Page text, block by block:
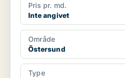
Pris pr. md.
Inte angivet
Område
Östersund
Type